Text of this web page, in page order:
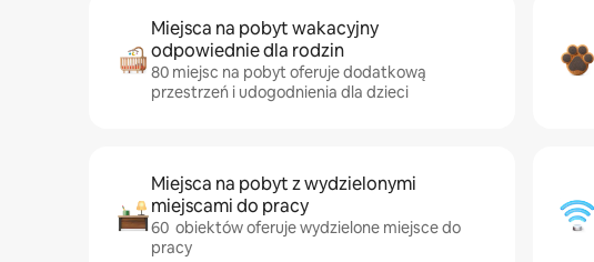
Miejsca na pobyt wakacyjny
odpowiednie dla rodzin
80 miejsc na pobyt oferuje dodatkową
przestrzeń i udogodnienia dla dzieci
Miejsca na pobyt z wydzielonymi
miejscami do pracy
60 obiektów oferuje wydzielone miejsce do
pracy